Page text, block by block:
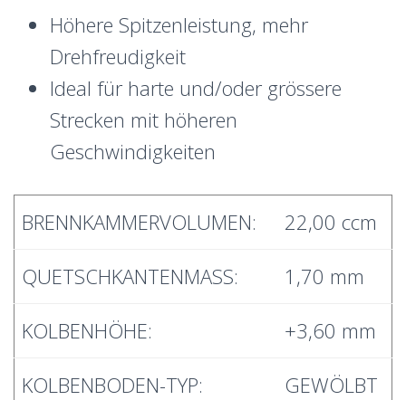
Höhere Spitzenleistung, mehr
Drehfreudigkeit
Ideal für harte und/oder grössere
Strecken mit höheren
Geschwindigkeiten
BRENNKAMMERVOLUMEN:
22,00 ccm
QUETSCHKANTENMASS:
1,70 mm
KOLBENHÖHE:
+3,60 mm
KOLBENBODEN-TYP:
GEWÖLBT